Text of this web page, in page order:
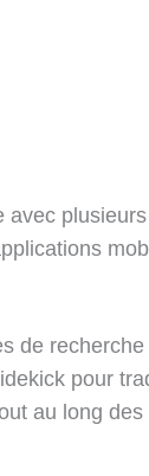
de
pour
au long des